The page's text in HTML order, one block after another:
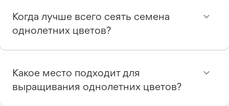
Когда лучше всего сеять семена
однолетних цветов?
Какое место подходит для
выращивания однолетних цветов?